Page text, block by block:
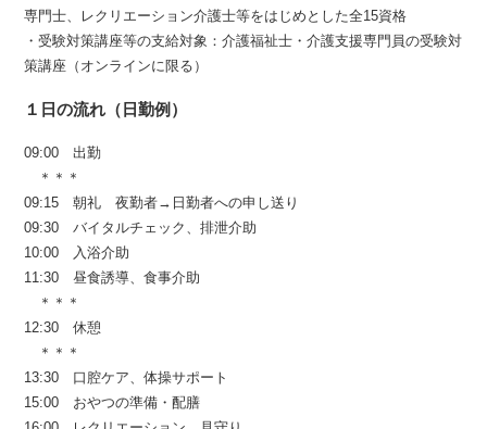
専門士、レクリエーション介護士等をはじめとした全15資格
・受験対策講座等の支給対象：介護福祉士・介護支援専門員の受験対
策講座（オンラインに限る）
１日の流れ（日勤例）
09:00 出勤
＊＊＊
09:15 朝礼 夜勤者→日勤者への申し送り
09:30 バイタルチェック、排泄介助
10:00 入浴介助
11:30 昼食誘導、食事介助
＊＊＊
12:30 休憩
＊＊＊
13:30 口腔ケア、体操サポート
15:00 おやつの準備・配膳